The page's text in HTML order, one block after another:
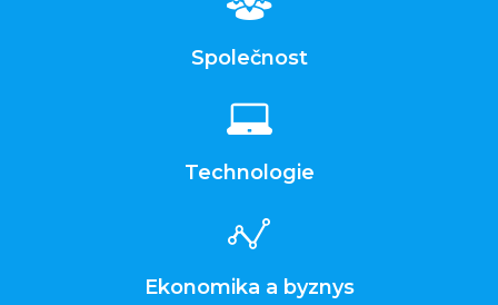
Společnost
Technologie
Ekonomika a byznys